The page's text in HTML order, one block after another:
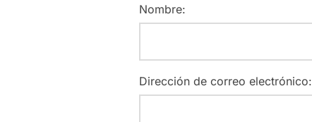
Nombre:
Dirección de correo electrónico: